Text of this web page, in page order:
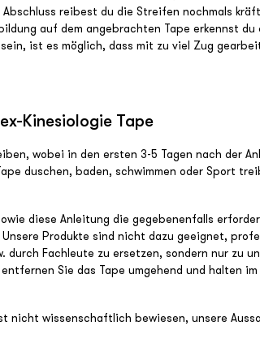
reibest du die Streifen nochmals
auf dem angebrachten Tape erkennst
ist es möglich, dass mit zu viel Zug
Kinesiologie Tape
wobei in den ersten 3-5 Tagen nach der
duschen, baden, schwimmen oder Sport
diese Anleitung die gegebenenfalls
Produkte sind nicht dazu geeignet,
durch Fachleute zu ersetzen, sondern nur zu
Sie das Tape umgehend und halten
nicht wissenschaftlich bewiesen, unsere